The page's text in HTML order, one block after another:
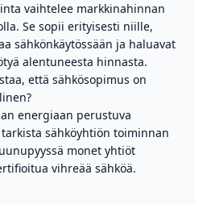
vaihtelee markkinahinnan
Se sopii erityisesti niille,
sähkönkäytössään ja haluavat
alentuneesta hinnasta.
että sähkösopimus on
energiaan perustuva
sähköyhtiön toiminnan
monet yhtiöt
vihreää sähköä.